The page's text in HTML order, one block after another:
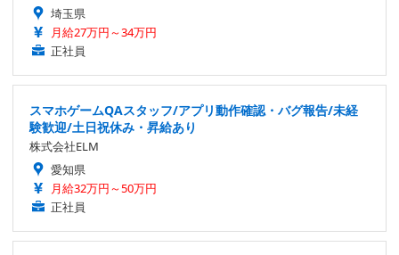
埼玉県
月給27万円～34万円
正社員
スマホゲームQAスタッフ/アプリ動作確認・バグ報告/未経
験歓迎/土日祝休み・昇給あり
株式会社ELM
愛知県
月給32万円～50万円
正社員